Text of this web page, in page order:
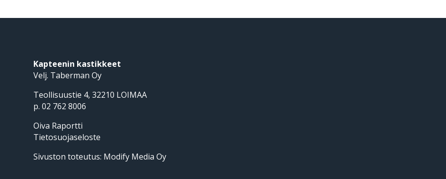
Kapteenin kastikkeet
Velj. Taberman Oy
Teollisuustie 4, 32210 LOIMAA
p. 02 762 8006
Oiva Raportti
Tietosuojaseloste
Sivuston toteutus: Modify Media Oy